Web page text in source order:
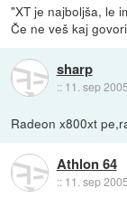
"XT je najboljša, le
Če ne veš kaj
sharp
:: 11. sep
Radeon x800xt
Athlon 64
:: 11. sep